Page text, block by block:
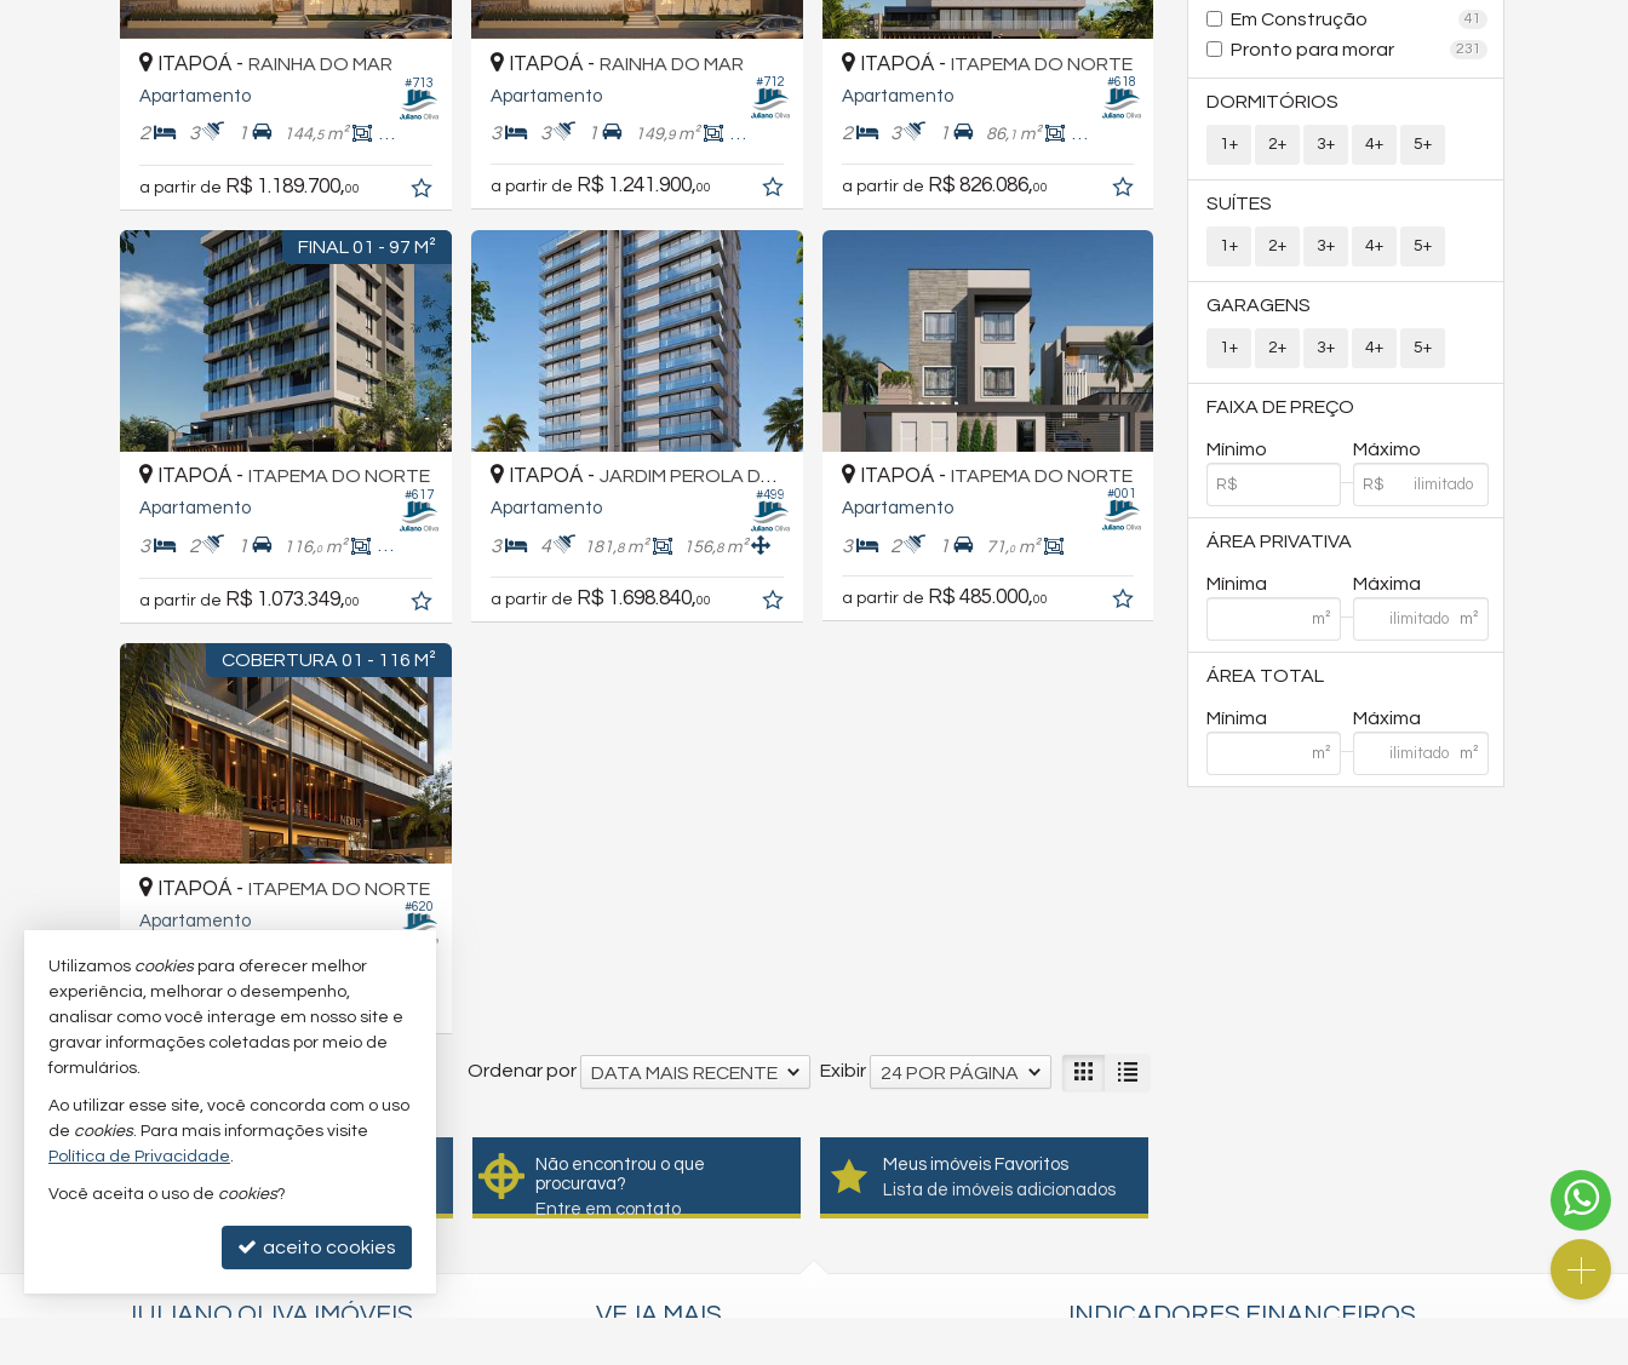
Em Construção 41
Pronto para morar 231
DORMITÓRIOS
1+ 2+ 3+ 4+ 5+
SUÍTES
1+ 2+ 3+ 4+ 5+
GARAGENS
1+ 2+ 3+ 4+ 5+
FAIXA DE PREÇO
Mínimo Máximo
ÁREA PRIVATIVA
Mínima Máxima
ÁREA TOTAL
Mínima Máxima
#713
ITAPOÁ - RAINHA DO MAR
Apartamento
2 3 1 144,5m² 106,
a partir de R$ 1.189.700,00
#712
ITAPOÁ - RAINHA DO MAR
Apartamento
3 3 1 149,9m² 111,
a partir de R$ 1.241.900,00
#618
ITAPOÁ - ITAPEMA DO NORTE
Apartamento
2 3 1 86, 1 m² 73,
a partir de R$ 826.086,00
FINAL 01 - 97 M²
#617
ITAPOÁ - ITAPEMA DO NORTE
Apartamento
3 2 1 116,0m² 97,
a partir de R$ 1.073.349,00
#499
ITAPOÁ - JARDIM PEROLA DO ATLÂNTICO
Apartamento
3 4 181,8m² 156,8m²
a partir de R$ 1.698.840,00
#001
ITAPOÁ - ITAPEMA DO NORTE
Apartamento
3 2 1 71,0m²
a partir de R$ 485.000,00
COBERTURA 01 - 116 M²
#620
ITAPOÁ - ITAPEMA DO NORTE
Apartamento
4 3 2 141,7m²
R$ 1.540.836,00
13 Exibir 24 POR PÁGINA
Ordenar por DATA MAIS RECENTE
3/5 (1 avaliação)
Quer vender seu imóvel?
Cadastre-se e anuncie
Não encontrou o que
procurava?
Entre em contato
Meus imóveis Favoritos
Lista de imóveis adicionados
JULIANO OLIVA IMÓVEIS VEJA MAIS INDICADORES FINANCEIROS
Utilizamos cookiespara oferecer melhor
experiência, melhorar o desempenho,
analisar como você interage em nosso site e
gravar informações coletadas por meio de
formulários.
Ao utilizar esse site, você concorda com o uso
de cookies. Para mais informações visite
Política de Privacidade.
Você aceita o uso de cookies?
aceito cookies